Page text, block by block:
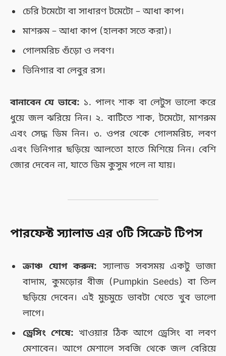
চেরি টমেটো বা সাধারণ টমেটো – আধা কাপ।
মাশরুম – আধা কাপ (হালকা সতে করা)।
গোলমরিচ গুঁড়ো ও লবণ।
ভিনিগার বা লেবুর রস।
বানাবেন যে ভাবে: ১. পালং শাক বা লেটুস ভালো করে
ধুয়ে জল ঝরিয়ে নিন। ২. বাটিতে শাক, টমেটো, মাশরুম
এবং সেদ্ধ ডিম নিন। ৩. ওপর থেকে গোলমরিচ, লবণ
এবং ভিনিগার ছড়িয়ে আলতো হাতে মিশিয়ে নিন। বেশি
জোর দেবেন না, যাতে ডিম কুসুম গলে না যায়।
পারফেক্ট স্যালাড এর ৩টি সিক্রেট টিপস
ক্রাঞ্চ যোগ করুন: স্যালাড সবসময় একটু ভাজা
বাদাম, কুমড়োর বীজ (Pumpkin Seeds) বা তিল
ছড়িয়ে দেবেন। এই মুচমুচে ভাবটা খেতে খুব ভালো
লাগে।
ড্রেসিং শেষে: খাওয়ার ঠিক আগে ড্রেসিং বা লবণ
মেশাবেন। আগে মেশালে সবজি থেকে জল বেরিয়ে